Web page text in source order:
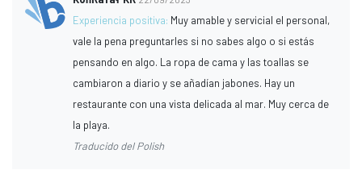
Experiencia positiva: Muy amable y servicial el personal,
vale la pena preguntarles si no sabes algo o si estás
pensando en algo. La ropa de cama y las toallas se
cambiaron a diario y se añadían jabones. Hay un
restaurante con una vista delicada al mar. Muy cerca de
la playa.
Traducido del Polish